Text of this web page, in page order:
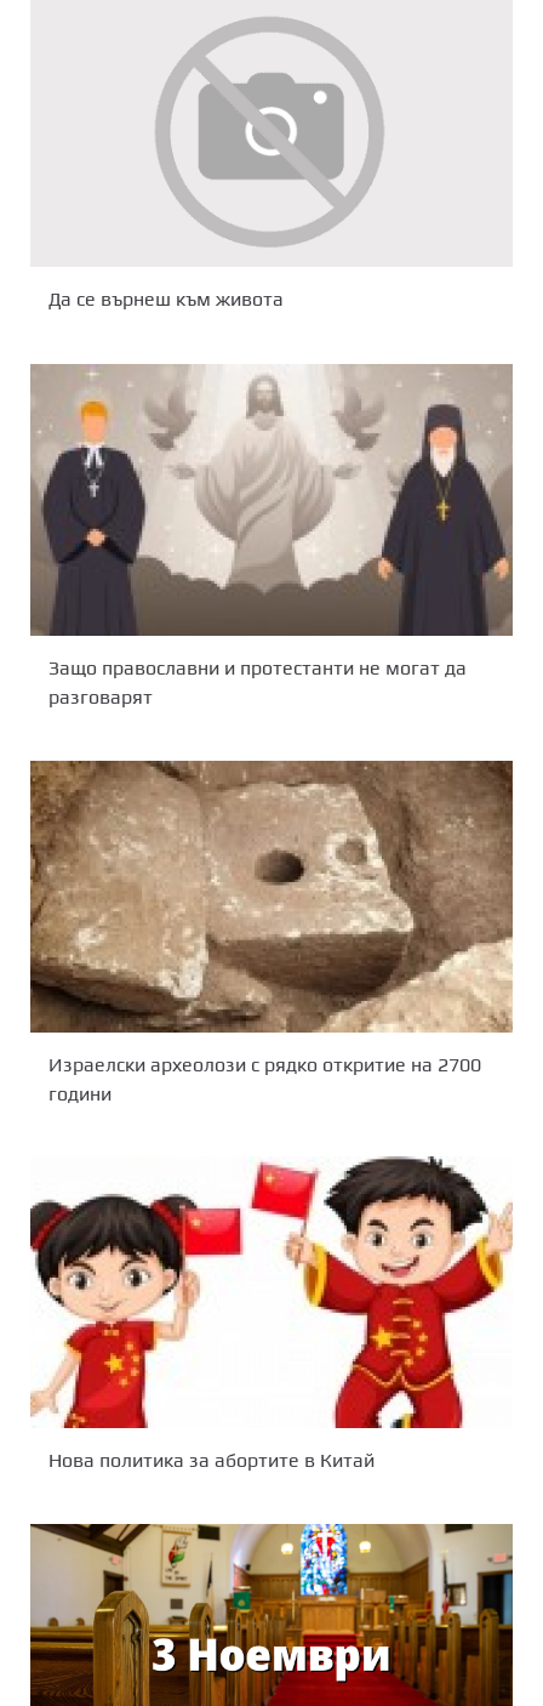
Да се върнеш към живота
Защо православни и протестанти не могат да
разговарят
Израелски археолози с рядко откритие на 2700
години
Нова политика за абортите в Китай